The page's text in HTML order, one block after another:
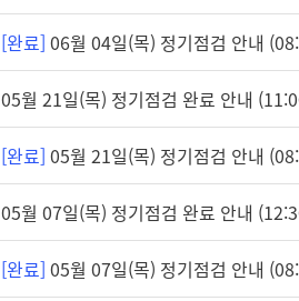
[완료] 06월 04일(목) 정기점검 안내
05월 21일(목) 정기점검 완료 안내
[완료] 05월 21일(목) 정기점검 안내
05월 07일(목) 정기점검 완료 안내
[완료] 05월 07일(목) 정기점검 안내